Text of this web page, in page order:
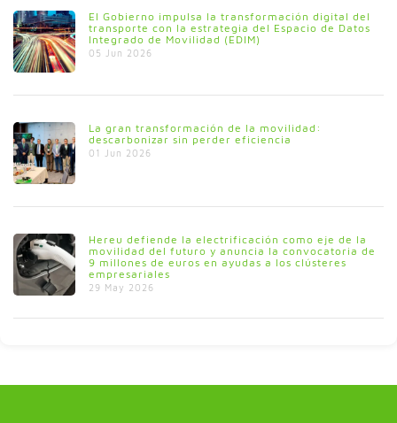
El Gobierno impulsa la transformación digital del
transporte con la estrategia del Espacio de Datos
Integrado de Movilidad (EDIM)
05 Jun 2026
La gran transformación de la movilidad:
descarbonizar sin perder eficiencia
01 Jun 2026
Hereu defiende la electrificación como eje de la
movilidad del futuro y anuncia la convocatoria de
9 millones de euros en ayudas a los clústeres
empresariales
29 May 2026